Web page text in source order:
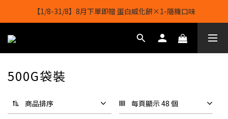
【1/8-31/8】8月下單即贈 蛋白威化餅×1-隨機口味
【1/8-31/8】8月下單即贈 蛋白威化餅×1-隨機口味
結帳輸入[gopowerhk]，可享全單*95折*，可與活動折扣疊加。
【1/8-31/8】8月下單即贈 蛋白威化餅×1-隨機口味
500G袋裝
商品排序 每頁顯示 48 個